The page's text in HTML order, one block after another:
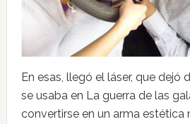
En esas, llegó el láser, que dejó
se usaba en La guerra de las
convertirse en un arma estética